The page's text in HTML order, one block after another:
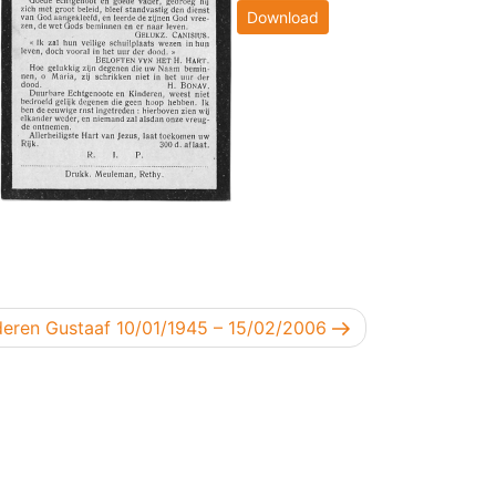
Download
Gustaaf 10/01/1945 – 15/02/2006